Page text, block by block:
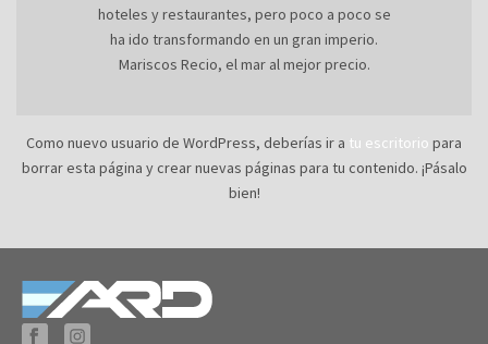
hoteles y restaurantes, pero poco a poco se
ha ido transformando en un gran imperio.
Mariscos Recio, el mar al mejor precio.
Como nuevo usuario de WordPress, deberías ir a tu escritorio para
borrar esta página y crear nuevas páginas para tu contenido. ¡Pásalo
bien!